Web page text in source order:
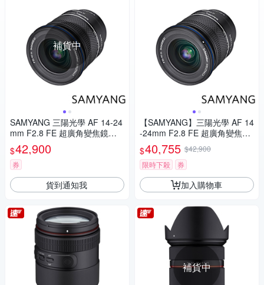
補貨中
SAMYANG 三陽光學 AF 14-24
mm F2.8 FE 超廣角變焦鏡頭
公司貨
$42,900
券
貨到通知我
【SAMYANG】三陽光學 AF 14
-24mm F2.8 FE 超廣角變焦鏡
頭 公司貨
$40,755 $42,900
限時下殺
券
加入購物車
補貨中